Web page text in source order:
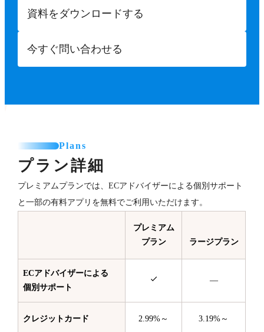
資料をダウンロードする
今すぐ問い合わせる
Plans
プラン詳細
プレミアムプランでは、ECアドバイザーによる個別サポート
と一部の有料アプリを無料でご利用いただけます。
プレミアム
プラン
ラージプラン
ECアドバイザーによる
個別サポート
—
クレジットカード 2.99%～ 3.19%～